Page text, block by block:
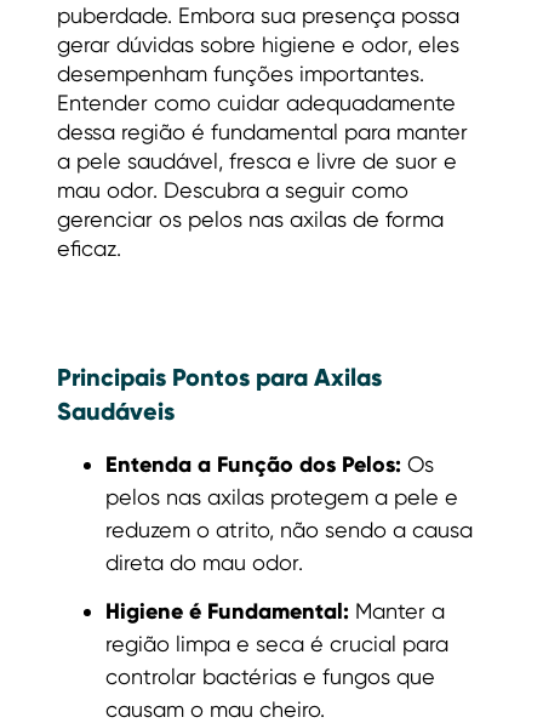
puberdade. Embora sua presença possa
gerar dúvidas sobre higiene e odor, eles
desempenham funções importantes.
Entender como cuidar adequadamente
dessa região é fundamental para manter
a pele saudável, fresca e livre de suor e
mau odor. Descubra a seguir como
gerenciar os pelos nas axilas de forma
eficaz.
Principais Pontos para Axilas
Saudáveis
Entenda a Função dos Pelos: Os
pelos nas axilas protegem a pele e
reduzem o atrito, não sendo a causa
direta do mau odor.
Higiene é Fundamental: Manter a
região limpa e seca é crucial para
controlar bactérias e fungos que
causam o mau cheiro.